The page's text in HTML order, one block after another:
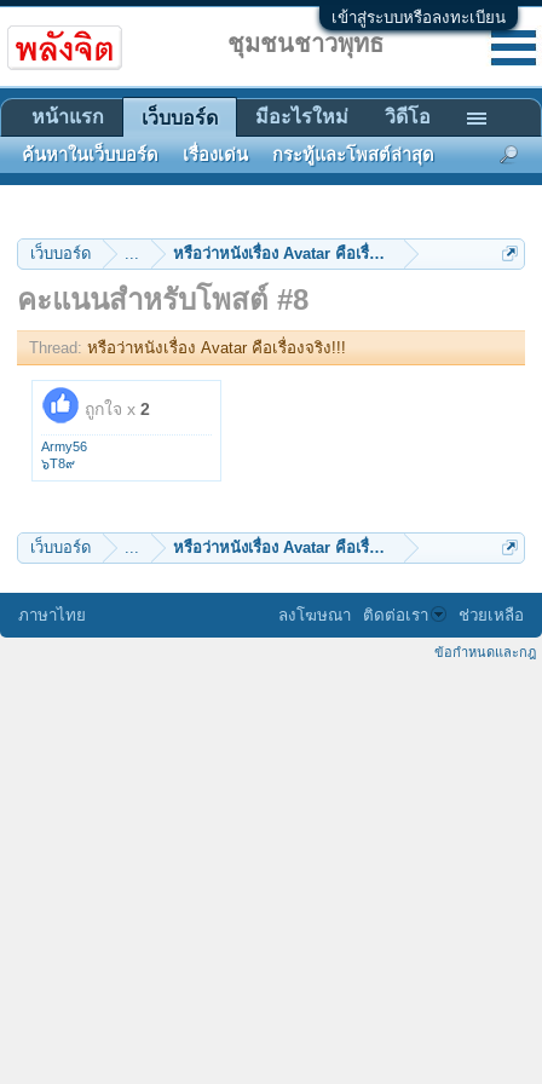
เข้าสู่ระบบหรือลงทะเบียน
เว็บบอร์ด ... หรือว่าหนังเรื่อง Avatar คือเรื่องจริง!!!
คะแนนสำหรับโพสต์ #8
Thread: หรือว่าหนังเรื่อง Avatar คือเรื่องจริง!!!
ถูกใจ x 2
Army56
๖T8๙
เว็บบอร์ด ... หรือว่าหนังเรื่อง Avatar คือเรื่องจริง!!!
ชุมชนชาวพุทธ
หน้าแรก เว็บบอร์ด
ค้นหาในเว็บบอร์ด เรื่องเด่น กระทู้และโพสต์ล่าสุด
มีอะไรใหม่ วิดีโอ
ภาษาไทย ลงโฆษณา ติดต่อเรา ช่วยเหลือ
ข้อกำหนดและกฎ